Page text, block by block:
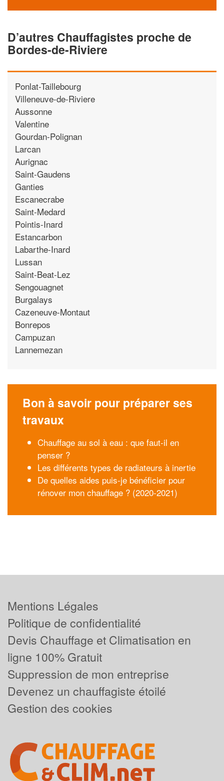
D’autres Chauffagistes proche de
Bordes-de-Riviere
Ponlat-Taillebourg
Villeneuve-de-Riviere
Aussonne
Valentine
Gourdan-Polignan
Larcan
Aurignac
Saint-Gaudens
Ganties
Escanecrabe
Saint-Medard
Pointis-Inard
Estancarbon
Labarthe-Inard
Lussan
Saint-Beat-Lez
Sengouagnet
Burgalays
Cazeneuve-Montaut
Bonrepos
Campuzan
Lannemezan
Bon à savoir pour préparer ses
travaux
Chauffage au sol à eau : que faut-il en
penser ?
Les différents types de radiateurs à inertie
De quelles aides puis-je bénéficier pour
rénover mon chauffage ? (2020-2021)
Mentions Légales
Politique de confidentialité
Devis Chauffage et Climatisation en
ligne 100% Gratuit
Suppression de mon entreprise
Devenez un chauffagiste étoilé
Gestion des cookies